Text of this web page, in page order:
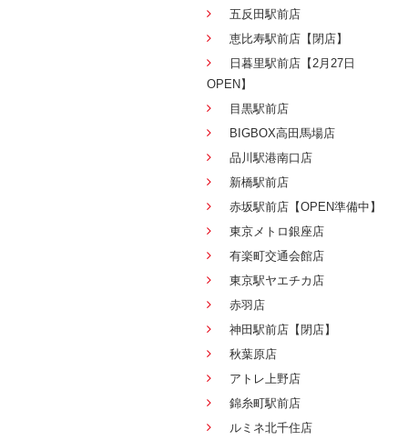
五反田駅前店
恵比寿駅前店【閉店】
日暮里駅前店【2月27日
OPEN】
目黒駅前店
BIGBOX高田馬場店
品川駅港南口店
新橋駅前店
赤坂駅前店【OPEN準備中】
東京メトロ銀座店
有楽町交通会館店
東京駅ヤエチカ店
赤羽店
神田駅前店【閉店】
秋葉原店
アトレ上野店
錦糸町駅前店
ルミネ北千住店